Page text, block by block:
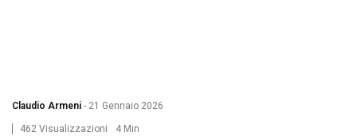
Claudio Armeni - 21 Gennaio 2026
462 Visualizzazioni 4 Min